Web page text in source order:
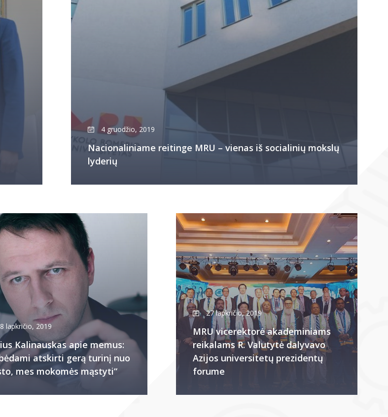
4 gruodžio, 2019
Nacionaliniame reitinge MRU – vienas iš socialinių mokslų
lyderių
lapkričio, 2019
Kalinauskas apie memus:
atskirti gerą turinį nuo
mes mokomės mąstyti“
27 lapkričio, 2019
MRU vicerektorė akademiniams
reikalams R. Valutytė dalyvavo
Azijos universitetų prezidentų
forume